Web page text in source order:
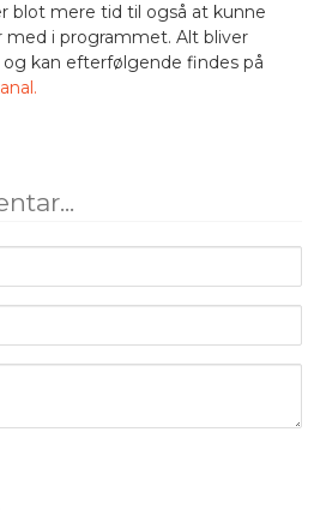
blot mere tid til også at kunne
i programmet. Alt bliver
kan efterfølgende findes på